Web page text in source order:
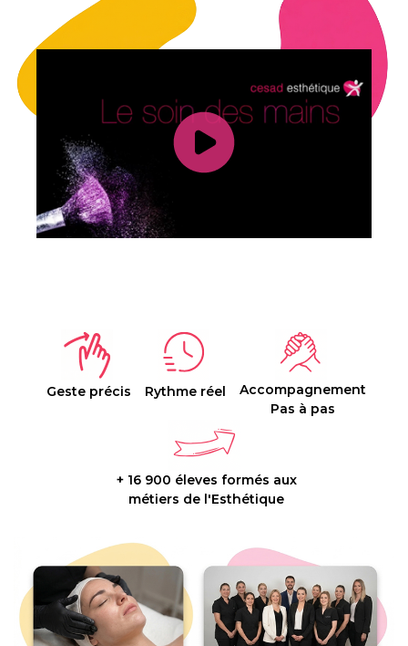
Geste précis Rythme réel
Accompagnement
Pas à pas
+ 16 900 éleves formés aux
métiers de l'Esthétique